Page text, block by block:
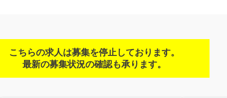
こちらの求人は募集を停止しております。
最新の募集状況の確認も承ります。